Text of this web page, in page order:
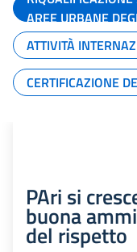
AREE URBANE
ATTIVITÀ
CERTIFICAZIONE
PAri si
buona
del rispetto